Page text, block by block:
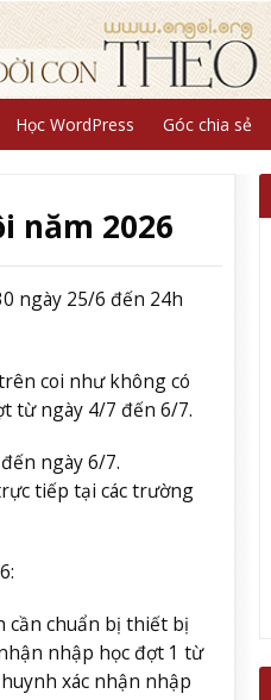
Học WordPress Góc chia sẻ
năm 2026
ngày 25/6 đến 24h
coi như không có
từ ngày 4/7 đến 6/7.
ngày 6/7.
tiếp tại các trường
cần chuẩn bị thiết bị
nhập học đợt 1 từ
xác nhận nhập